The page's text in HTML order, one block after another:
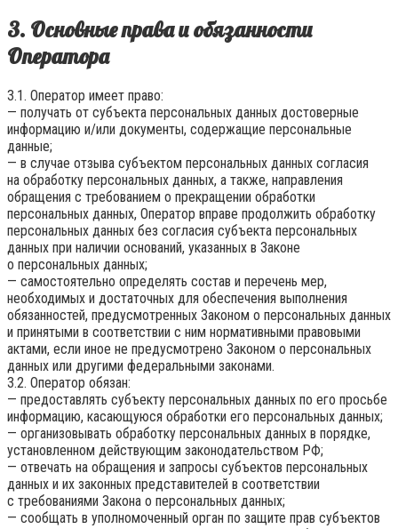
3. Основные права и обязанности
Оператора
3.1. Оператор имеет право:
— получать от субъекта персональных данных достоверные
информацию и/или документы, содержащие персональные
данные;
— в случае отзыва субъектом персональных данных согласия
на обработку персональных данных, а также, направления
обращения с требованием о прекращении обработки
персональных данных, Оператор вправе продолжить обработку
персональных данных без согласия субъекта персональных
данных при наличии оснований, указанных в Законе
о персональных данных;
— самостоятельно определять состав и перечень мер,
необходимых и достаточных для обеспечения выполнения
обязанностей, предусмотренных Законом о персональных данных
и принятыми в соответствии с ним нормативными правовыми
актами, если иное не предусмотрено Законом о персональных
данных или другими федеральными законами.
3.2. Оператор обязан:
— предоставлять субъекту персональных данных по его просьбе
информацию, касающуюся обработки его персональных данных;
— организовывать обработку персональных данных в порядке,
установленном действующим законодательством РФ;
— отвечать на обращения и запросы субъектов персональных
данных и их законных представителей в соответствии
с требованиями Закона о персональных данных;
— сообщать в уполномоченный орган по защите прав субъектов